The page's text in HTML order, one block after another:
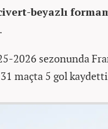
beyazlı
2026 sezonunda
31 maçta 5 gol